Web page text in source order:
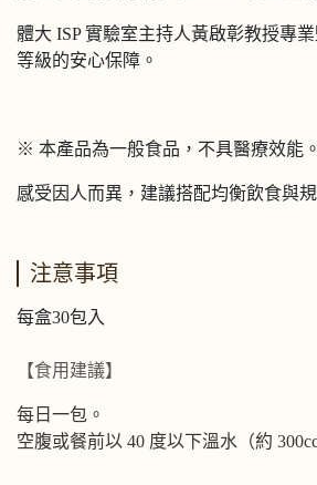
體大 ISP 實驗室主持人黃啟彰教授專
等級的安心保障。
※ 本產品為一般食品，不具醫療效能。
感受因人而異，建議搭配均衡飲食與
注意事項
每盒30包入
【食用建議】
每日一包。
空腹或餐前以 40 度以下溫水（約